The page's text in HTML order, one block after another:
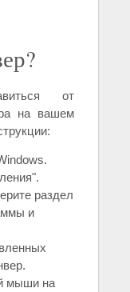
от
на вашем
раздел
и
мыши на